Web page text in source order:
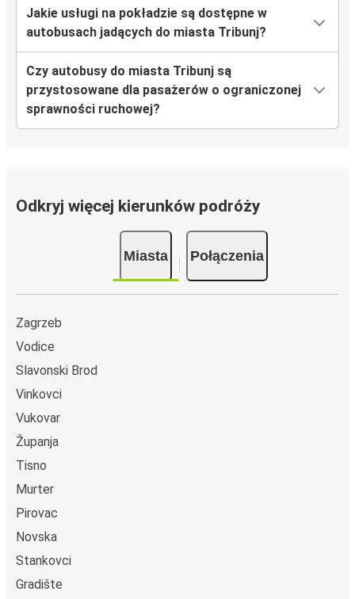
Jakie usługi na pokładzie są dostępne w
autobusach jadących do miasta Tribunj?
Czy autobusy do miasta Tribunj są
przystosowane dla pasażerów o ograniczonej
sprawności ruchowej?
Odkryj więcej kierunków podróży
Miasta Połączenia
Zagrzeb
Vodice
Slavonski Brod
Vinkovci
Vukovar
Županja
Tisno
Murter
Pirovac
Novska
Stankovci
Gradište